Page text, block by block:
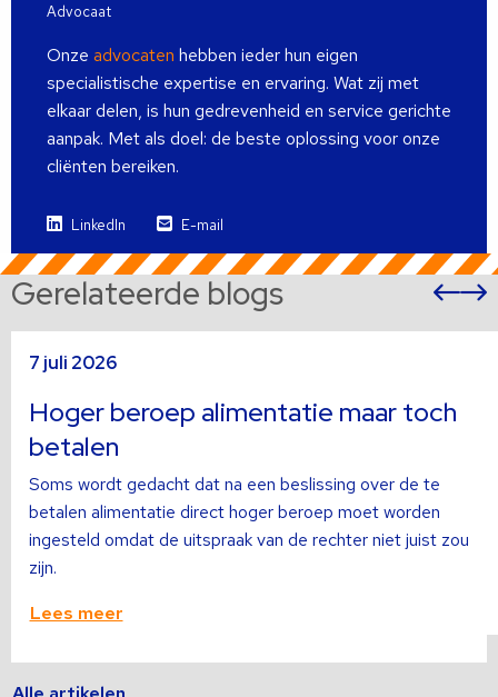
Advocaat
Onze advocaten hebben ieder hun eigen
specialistische expertise en ervaring. Wat zij met
elkaar delen, is hun gedrevenheid en service gerichte
aanpak. Met als doel: de beste oplossing voor onze
cliënten bereiken.
LinkedIn E-mail
Gerelateerde blogs
7 juli 2026
Hoger beroep alimentatie maar toch
betalen
Soms wordt gedacht dat na een beslissing over de te
betalen alimentatie direct hoger beroep moet worden
ingesteld omdat de uitspraak van de rechter niet juist zou
zijn.
Lees meer
meer